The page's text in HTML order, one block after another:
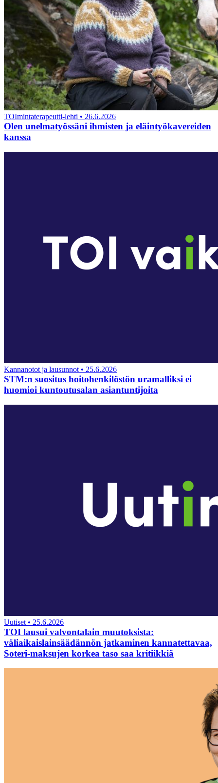
TOImintaterapeutti-lehti • 26.6.2026
Olen unelmatyössäni ihmisten ja eläintyökavereiden
kanssa
Kannanotot ja lausunnot • 25.6.2026
STM:n suositus hoitohenkilöstön uramalliksi ei
huomioi kuntoutusalan asiantuntijoita
Uutiset • 25.6.2026
TOI lausui valvontalain muutoksista:
väliaikaislainsäädännön jatkaminen kannatettavaa,
Soteri-maksujen korkea taso saa kritiikkiä